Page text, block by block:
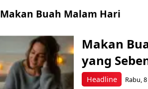
Makan Buah Malam Hari
Headline
Makan
yang
Rabu,